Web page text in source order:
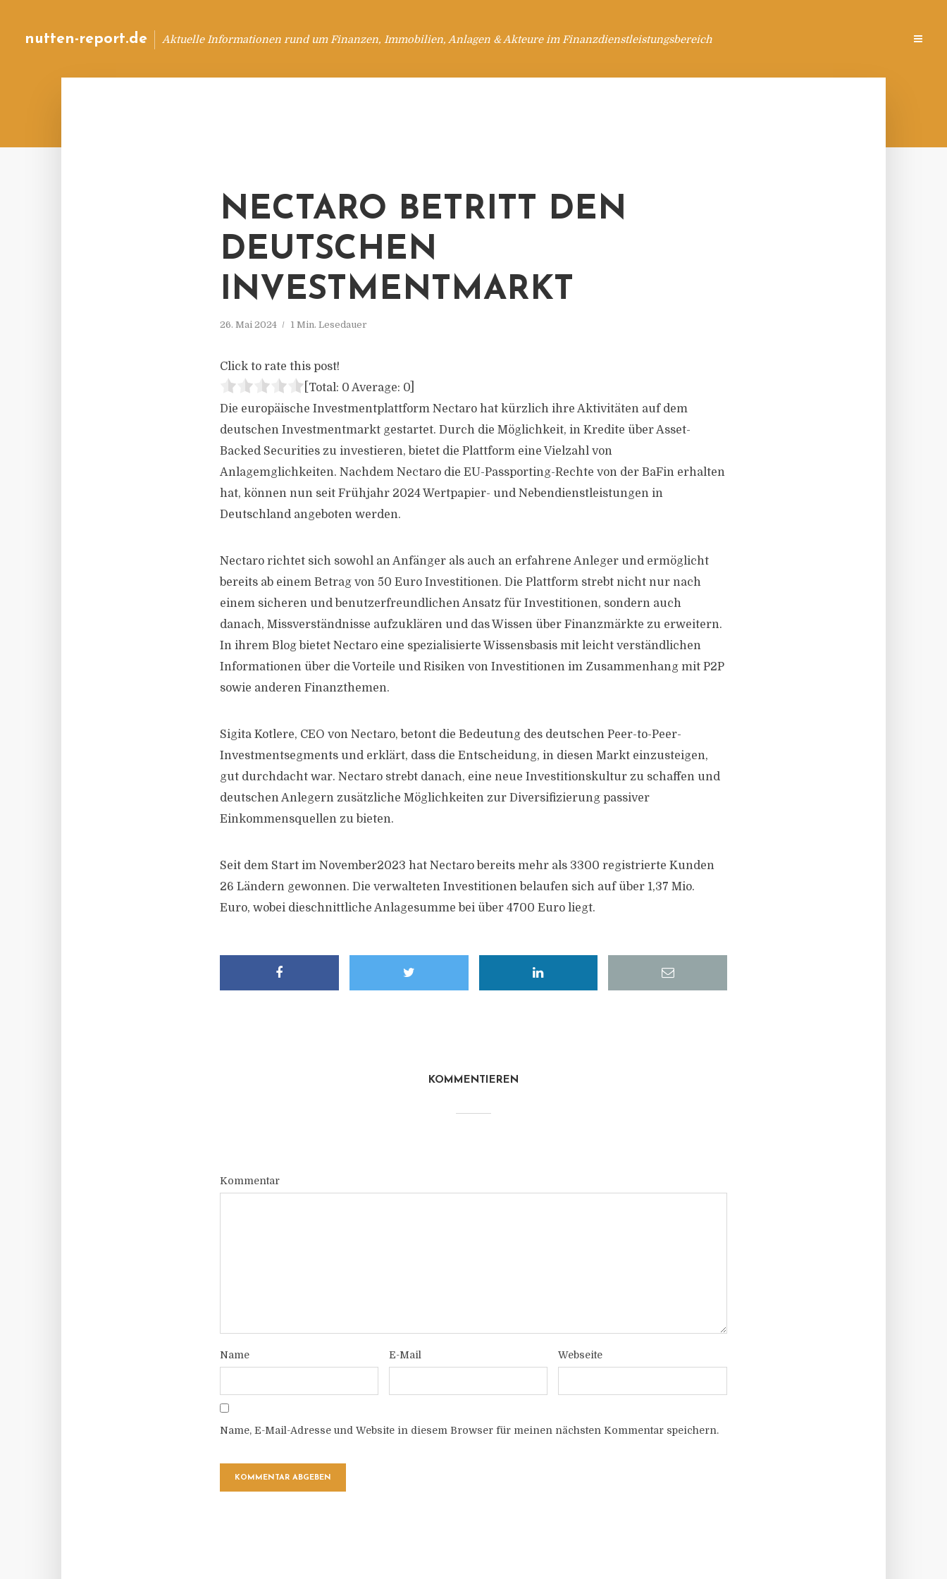
nutten-report.de Aktuelle Informationen rund um Finanzen, Immobilien, Anlagen & Akteure im Finanzdienstleistungsbereich
NECTARO BETRITT DEN
DEUTSCHEN
INVESTMENTMARKT
26. Mai 2024 1 Min. Lesedauer
Click to rate this post!
[Total: 0 Average: 0
Die europäische Investmentplattform Nectaro hat kürzlich ihre Aktivitäten auf dem
deutschen Investmentmarkt gestartet. Durch die Möglichkeit, in Kredite über Asset-
Backed Securities zu investieren, bietet die Plattform eine Vielzahl von
Anlagemglichkeiten. Nachdem Nectaro die EU-Passporting-Rechte von der BaFin erhalten
hat, können nun seit Frühjahr 2024 Wertpapier- und Nebendienstleistungen in
Deutschland angeboten werden.
Nectaro richtet sich sowohl an Anfänger als auch an erfahrene Anleger und ermöglicht
bereits ab einem Betrag von 50 Euro Investitionen. Die Plattform strebt nicht nur nach
einem sicheren und benutzerfreundlichen Ansatz für Investitionen, sondern auch
danach, Missverständnisse aufzuklären und das Wissen über Finanzmärkte zu erweitern.
In ihrem Blog bietet Nectaro eine spezialisierte Wissensbasis mit leicht verständlichen
Informationen über die Vorteile und Risiken von Investitionen im Zusammenhang mit P2P
sowie anderen Finanzthemen.
Sigita Kotlere, CEO von Nectaro, betont die Bedeutung des deutschen Peer-to-Peer-
Investmentsegments und erklärt, dass die Entscheidung, in diesen Markt einzusteigen,
gut durchdacht war. Nectaro strebt danach, eine neue Investitionskultur zu schaffen und
deutschen Anlegern zusätzliche Möglichkeiten zur Diversifizierung passiver
Einkommensquellen zu bieten.
Seit dem Start im November2023 hat Nectaro bereits mehr als 3300 registrierte Kunden
26 Ländern gewonnen. Die verwalteten Investitionen belaufen sich auf über 1,37 Mio.
Euro, wobei dieschnittliche Anlagesumme bei über 4700 Euro liegt.
KOMMENTIEREN
Kommentar
Name E-Mail Webseite
Name, E-Mail-Adresse und Website in diesem Browser für meinen nächsten Kommentar speichern.